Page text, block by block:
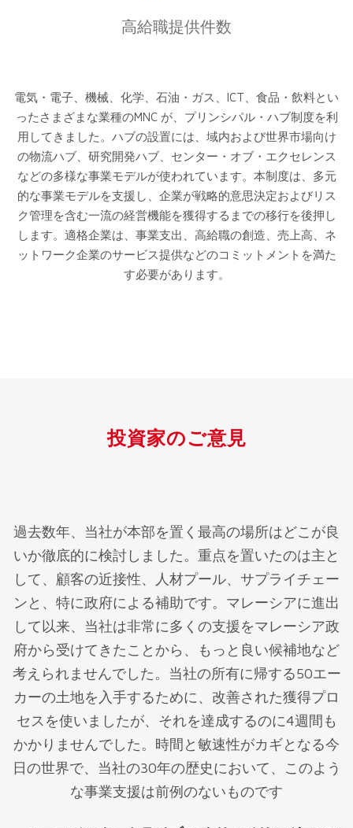
高給職提供件数
電気・電子、機械、化学、石油・ガス、ICT、食品・飲料とい
ったさまざまな業種のMNC が、プリンシパル・ハブ制度を利
用してきました。ハブの設置には、域内および世界市場向け
の物流ハブ、研究開発ハブ、センター・オブ・エクセレンス
などの多様な事業モデルが使われています。本制度は、多元
的な事業モデルを支援し、企業が戦略的意思決定およびリス
ク管理を含む一流の経営機能を獲得するまでの移行を後押し
します。適格企業は、事業支出、高給職の創造、売上高、ネ
ットワーク企業のサービス提供などのコミットメントを満た
す必要があります。
投資家のご意見
過去数年、当社が本部を置く最高の場所はどこが良
いか徹底的に検討しました。重点を置いたのは主と
して、顧客の近接性、人材プール、サプライチェー
ンと、特に政府による補助です。マレーシアに進出
して以来、当社は非常に多くの支援をマレーシア政
府から受けてきたことから、もっと良い候補地など
考えられませんでした。当社の所有に帰する50エー
カーの土地を入手するために、改善された獲得プロ
セスを使いましたが、それを達成するのに4週間も
かかりませんでした。時間と敏速性がカギとなる今
日の世界で、当社の30年の歴史において、このよう
な事業支援は前例のないものです